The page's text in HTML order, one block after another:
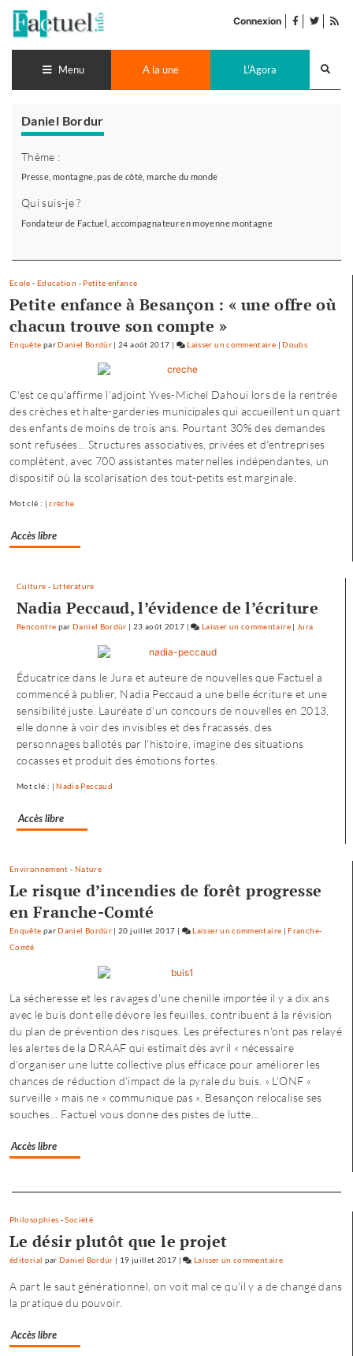
contenu
Connexion facebook
twitter
Menu A la une L'Agora
Daniel Bordur
Thème :
Presse, montagne, pas de côté, marche du monde
Qui suis-je ?
Fondateur de Factuel, accompagnateur en moyenne montagne
Ecole - Education - Petite enfance
Petite enfance à Besançon : « une offre où
chacun trouve son compte »
Enquête parDaniel Bordür |24 août 2017 | Laisser un commentaire on
à
Besançon
:
«
une
offre
|Doubs
C'est ce qu'affirme l'adjoint Yves-Michel Dahoui lors de la rentrée
des crèches et halte-garderies municipales qui accueillent un quart
des enfants de moins de trois ans. Pourtant 30% des demandes
sont refusées... Structures associatives, privées et d'entreprises
complètent, avec 700 assistantes maternelles indépendantes, un
dispositif où la scolarisation des tout-petits est marginale.
Mot clé : |crèche
Accès libre
Culture - Littérature
Nadia Peccaud, l’évidence de l’écriture
Rencontre parDaniel Bordür | 23 août 2017 | Laisser un commentaireon
à
Besançon
:
une
|Jura
Éducatrice dans le Jura et auteure de nouvelles que Factuel a
commencé à publier, Nadia Peccaud a une belle écriture et une
sensibilité juste. Lauréate d'un concours de nouvelles en 2013,
elle donne à voir des invisibles et des fracassés, des
personnages ballotés par l'histoire, imagine des situations
cocasses et produit des émotions fortes.
Mot clé : |Nadia Peccaud
Accès libre
Environnement - Nature
Le risque d’incendies de forêt progresse
en Franche-Comté
Enquête parDaniel Bordür |20 juillet 2017 | Laisser un commentaire on
Besançon
:
«
une
offre
où
chacun
|Franche-
Comté
La sécheresse et les ravages d'une chenille importée il y a dix ans
avec le buis dont elle dévore les feuilles, contribuent à la révision
du plan de prévention des risques. Les préfectures n'ont pas relayé
les alertes de la DRAAF qui estimait dès avril « nécessaire
d'organiser une lutte collective plus efficace pour améliorer les
chances de réduction d’impact de la pyrale du buis. » L'ONF «
surveille » mais ne « communique pas ». Besançon relocalise ses
souches... Factuel vous donne des pistes de lutte...
Accès libre
Philosophies -Société
Le désir plutôt que le projet
éditorial parDaniel Bordür | 19 juillet 2017 | Laisser un commentaire
enfance
A part le saut générationnel, on voit mal ce qu'il y a de changé dans
la pratique du pouvoir.
Accès libre